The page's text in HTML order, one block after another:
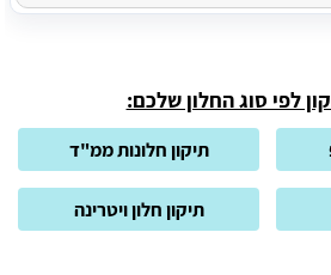
לפי סוג החלון שלכם:
תיקון חלונות ממ"ד
תיקון חלון ויטרינה